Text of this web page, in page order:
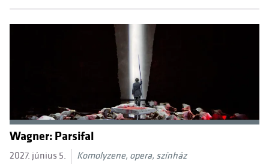
Wagner: Parsifal
2027. június 5.
Komolyzene, opera, színház